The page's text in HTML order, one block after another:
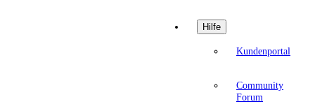
Hilfe
Kundenportal
Community
Forum